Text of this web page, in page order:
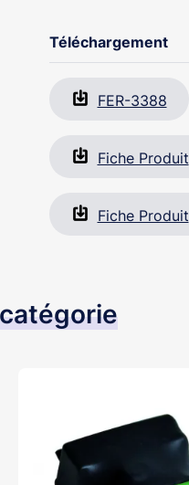
Téléchargement
FER-3388
Fiche Produit
Fiche Produit